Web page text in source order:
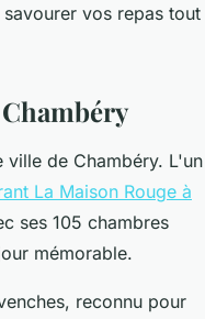
vos repas tout
ville de Chambéry. L'un
La Maison Rouge à
ses 105 chambres
mémorable.
reconnu pour